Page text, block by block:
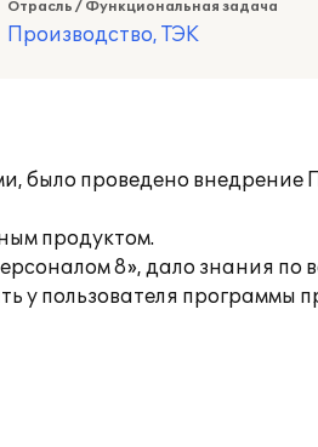
Отрасль / Функциональная задача
Производство, ТЭК
проведено внедрение
продуктом.
8», дало знания
у пользователя программы